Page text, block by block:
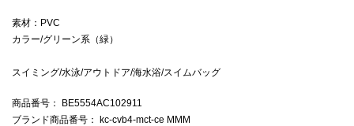
素材：PVC
カラー/グリーン系（緑）
スイミング/水泳/アウトドア/海水浴/スイムバッグ
商品番号 ： BE5554AC102911
ブランド商品番号 ： kc-cvb4-mct-ce MMM